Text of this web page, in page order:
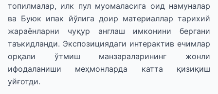
топилмалар, илк пул муомаласига оид намуналар
ва Буюк ипак йўлига доир материаллар тарихий
жараёнларни чуқур англаш имконини бергани
таъкидланди. Экспозициядаги интерактив ечимлар
орқали ўтмиш манзараларининг жонли
ифодаланиши меҳмонларда катта қизиқиш
уйғотди.